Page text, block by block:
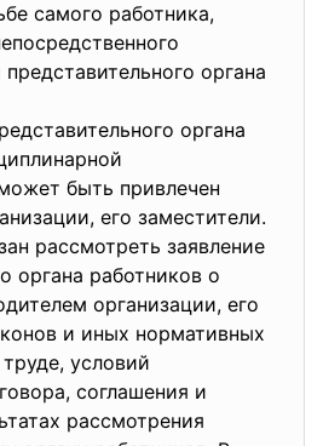
самого работника,
органа
органа
быть привлечен
его заместители.
рассмотреть заявление
органа работников о
организации, его
и иных нормативных
условий
соглашения и
рассмотрения